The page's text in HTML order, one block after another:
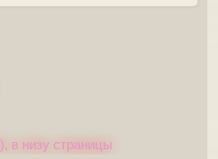
в низу страницы